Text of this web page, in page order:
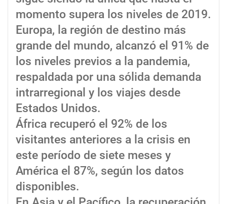
momento supera los niveles de 2019.
Europa, la región de destino más
grande del mundo, alcanzó el 91% de
los niveles previos a la pandemia,
respaldada por una sólida demanda
intrarregional y los viajes desde
Estados Unidos.
África recuperó el 92% de los
visitantes anteriores a la crisis en
este período de siete meses y
América el 87%, según los datos
disponibles.